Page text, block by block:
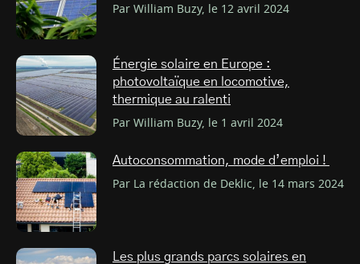
Par William Buzy, le 12 avril 2024
Énergie solaire en Europe :
photovoltaïque en locomotive,
thermique au ralenti
Par William Buzy, le 1 avril 2024
Autoconsommation, mode d’emploi !
Par La rédaction de Deklic, le 14 mars 2024
Les plus grands parcs solaires en